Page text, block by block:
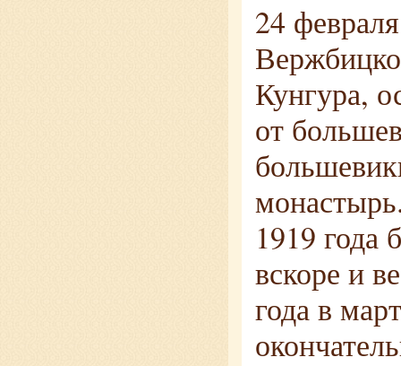
24
Кунгура,
от
1919 года
вскоре и
года в